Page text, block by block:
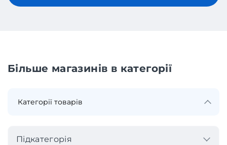
Більше магазинів в категорії
Підкатегорія